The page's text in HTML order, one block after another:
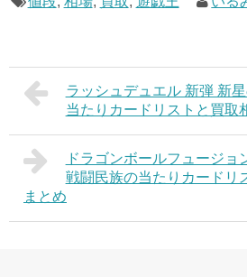
ラッシュデュエル 新弾 新
当たりカードリストと買取
ドラゴンボールフュージョ
戦闘民族の当たりカードリ
まとめ